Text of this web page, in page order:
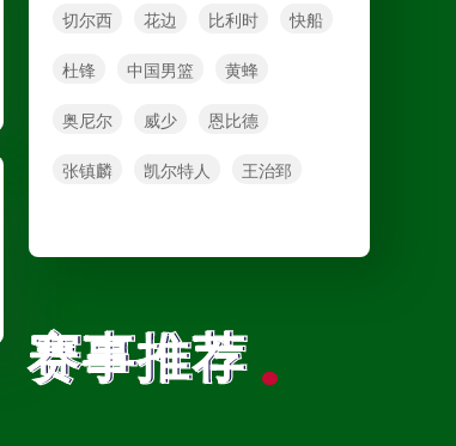
切尔西 花边 比利时 快船
杜锋 中国男篮 黄蜂
奥尼尔 威少 恩比德
张镇麟 凯尔特人 王治郅
赛事推荐
赛事推荐